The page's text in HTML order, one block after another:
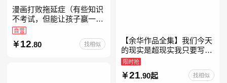
漫画打败拖延症（有些知识
不考试，但能让孩子赢一辈
子。减少压力、增强自信、
把握机遇、培养自律，结合
“小行动”触发大脑行动开
自营
12.80 找相似
【余华作品全集】我们今天
的现实是超现实我只要写作
就是回家卢克明的偷偷一笑
余华新书活着世界上的迷路
者余华写作课文学课山谷微
限时抢
21 .90起 找相似